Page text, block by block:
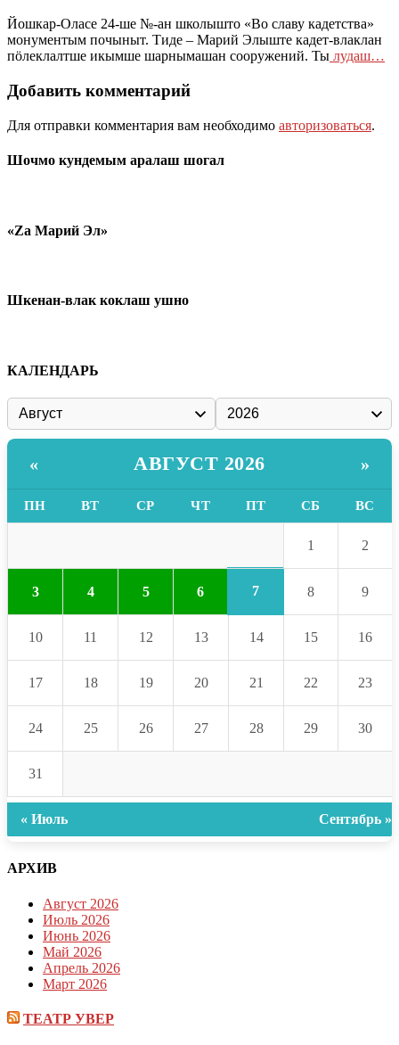
Йошкар-Оласе 24-ше №-ан школышто «Во славу кадетства»
монументым почыныт. Тиде – Марий Элыште кадет-влаклан
пӧлеклалтше икымше шарнымашан сооружений. Ты лудаш…
Добавить комментарий
Для отправки комментария вам необходимо авторизоваться.
Шочмо кундемым аралаш шогал
«Zа Марий Эл»
Шкенан-влак коклаш ушно
КАЛЕНДАРЬ
« АВГУСТ 2026 »
ПН ВТ СР ЧТ ПТ СБ ВС
1 2
3 4 5 6 7 8 9
10 11 12 13 14 15 16
17 18 19 20 21 22 23
24 25 26 27 28 29 30
31
« Июль Сентябрь »
АРХИВ
Август 2026
Июль 2026
Июнь 2026
Май 2026
Апрель 2026
Март 2026
ТЕАТР УВЕР